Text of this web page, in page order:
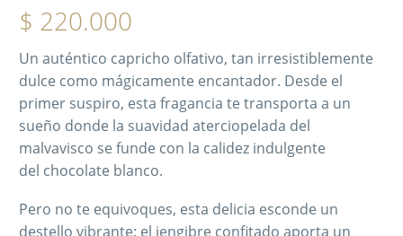
$ 220.000
Un auténtico capricho olfativo, tan irresistiblemente
dulce como mágicamente encantador. Desde el
primer suspiro, esta fragancia te transporta a un
sueño donde la suavidad aterciopelada del
malvavisco se funde con la calidez indulgente
del chocolate blanco.
Pero no te equivoques, esta delicia esconde un
destello vibrante: el jengibre confitado aporta un